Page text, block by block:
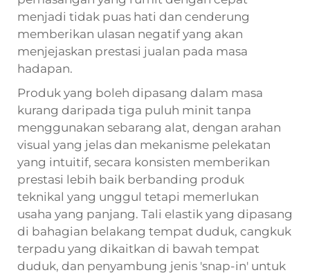
menjadi tidak puas hati dan cenderung
memberikan ulasan negatif yang akan
menjejaskan prestasi jualan pada masa
hadapan.
Produk yang boleh dipasang dalam masa
kurang daripada tiga puluh minit tanpa
menggunakan sebarang alat, dengan arahan
visual yang jelas dan mekanisme pelekatan
yang intuitif, secara konsisten memberikan
prestasi lebih baik berbanding produk
teknikal yang unggul tetapi memerlukan
usaha yang panjang. Tali elastik yang dipasang
di bahagian belakang tempat duduk, cangkuk
terpadu yang dikaitkan di bawah tempat
duduk, dan penyambung jenis 'snap-in' untuk